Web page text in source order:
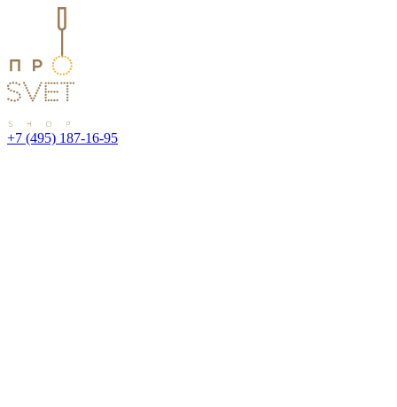
+7 (495) 187-16-95